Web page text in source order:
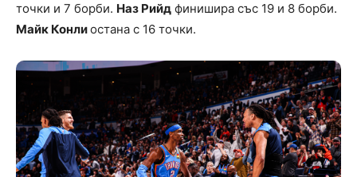
точки и 7 борби. Наз Рийд финишира със 19 и 8 борби.
Майк Конлиостана с 16 точки.